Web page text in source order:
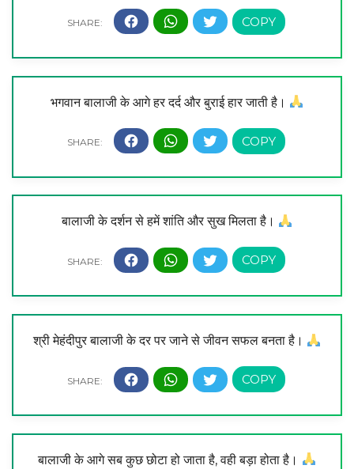
भगवान बालाजी के आगे हर दर्द और बुराई हार जाती है।
बालाजी के दर्शन से हमें शांति और सुख मिलता है।
श्री मेहंदीपुर बालाजी के दर पर जाने से जीवन सफल बनता है।
बालाजी के आगे सब कुछ छोटा हो जाता है, वही बड़ा होता है।